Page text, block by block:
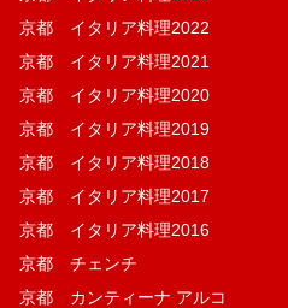
京都 イタリア料理2022
京都 イタリア料理2021
京都 イタリア料理2020
京都 イタリア料理2019
京都 イタリア料理2018
京都 イタリア料理2017
京都 イタリア料理2016
京都 チェンチ
京都 カンティーナ アルコ